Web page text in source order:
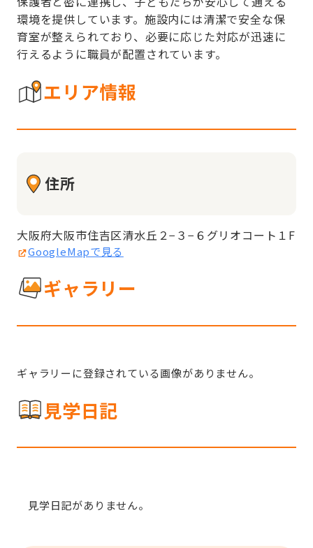
環境を提供しています。施設内には清潔で安全な保
育室が整えられており、必要に応じた対応が迅速に
行えるように職員が配置されています。
エリア情報
住所
大阪府大阪市住吉区清水丘２−３−６グリオコート１F
GoogleMapで見る
ギャラリー
ギャラリーに登録されている画像がありません。
見学日記
見学日記がありません。